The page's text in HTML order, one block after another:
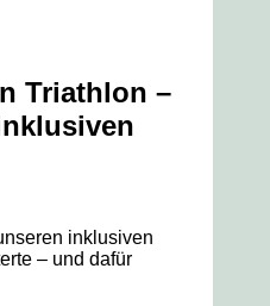
Triathlon –
inklusiven
– und dafür